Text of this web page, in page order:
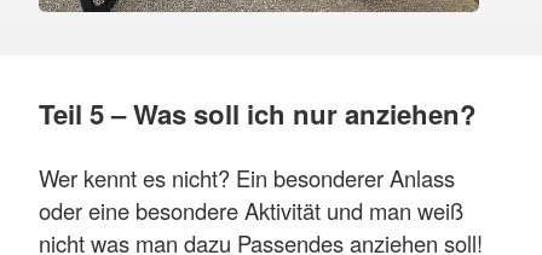
Teil 5 – Was soll ich nur anziehen?
Wer kennt es nicht? Ein besonderer Anlass
oder eine besondere Aktivität und man weiß
nicht was man dazu Passendes anziehen soll!